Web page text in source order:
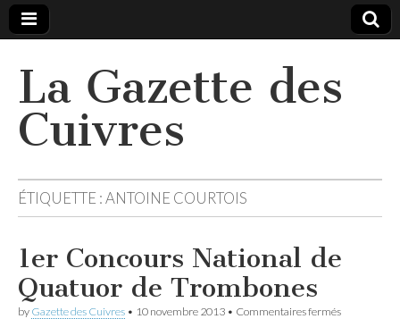
La Gazette des
Cuivres
ÉTIQUETTE :ANTOINE COURTOIS
1er Concours National de
Quatuor de Trombones
by Gazette des Cuivres • 10 novembre 2013 • Commentaires ferméssur